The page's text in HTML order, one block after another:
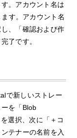
。アカウント名は
す。アカウント名
、「確認および作
了です。
で新しいストレー
を「Blob
選択、次に「＋コ
テナーの名前を入